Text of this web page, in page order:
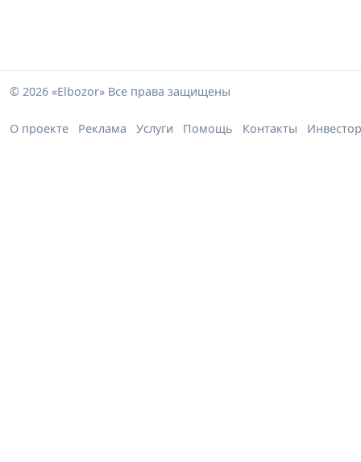
© 2026 «Elbozor» Все права защищены
О проекте Реклама Услуги Помощь Контакты